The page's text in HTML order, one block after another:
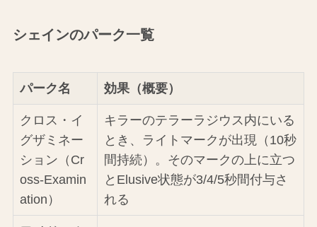
シェインのパーク一覧
パーク名 効果（概要）
クロス・イ
グザミネー
ション（Cr
oss-Examin
ation）
キラーのテラーラジウス内にいる
とき、ライトマークが出現（10秒
間持続）。そのマークの上に立つ
とElusive状態が3/4/5秒間付与さ
れる